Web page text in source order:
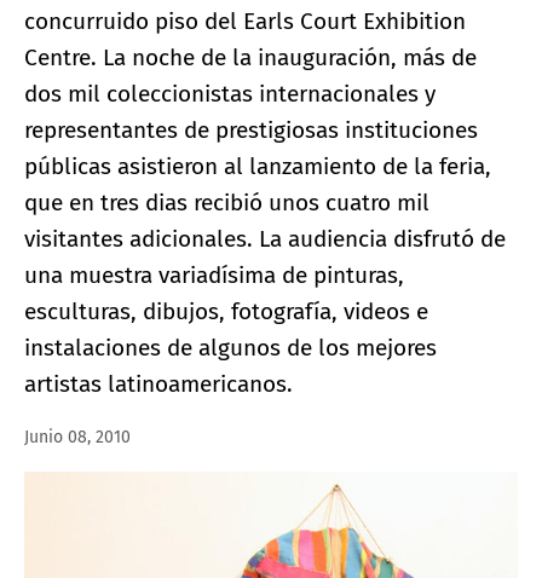
concurruido piso del Earls Court Exhibition
Centre. La noche de la inauguración, más de
dos mil coleccionistas internacionales y
representantes de prestigiosas instituciones
públicas asistieron al lanzamiento de la feria,
que en tres dias recibió unos cuatro mil
visitantes adicionales. La audiencia disfrutó de
una muestra variadísima de pinturas,
esculturas, dibujos, fotografía, videos e
instalaciones de algunos de los mejores
artistas latinoamericanos.
Junio 08, 2010